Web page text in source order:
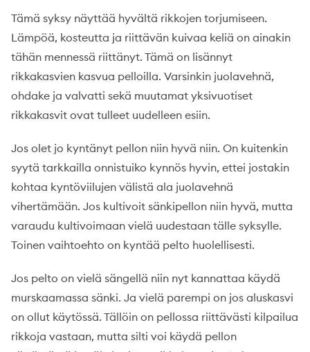
Tämä syksy näyttää hyvältä rikkojen torjumiseen.
Lämpöä, kosteutta ja riittävän kuivaa keliä on ainakin
tähän mennessä riittänyt. Tämä on lisännyt
rikkakasvien kasvua pelloilla. Varsinkin juolavehnä,
ohdake ja valvatti sekä muutamat yksivuotiset
rikkakasvit ovat tulleet uudelleen esiin.
Jos olet jo kyntänyt pellon niin hyvä niin. On kuitenkin
syytä tarkkailla onnistuiko kynnös hyvin, ettei jostakin
kohtaa kyntöviilujen välistä ala juolavehnä
vihertämään. Jos kultivoit sänkipellon niin hyvä, mutta
varaudu kultivoimaan vielä uudestaan tälle syksylle.
Toinen vaihtoehto on kyntää pelto huolellisesti.
Jos pelto on vielä sängellä niin nyt kannattaa käydä
murskaamassa sänki. Ja vielä parempi on jos aluskasvi
on ollut käytössä. Tällöin on pellossa riittävästi kilpailua
rikkoja vastaan, mutta silti voi käydä pellon